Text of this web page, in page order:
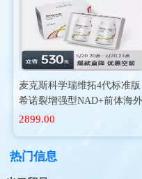
麦克斯科学瑞维拓4代标准版
希诺裂增强型NAD+前体海外
进口
2899.00
热门信息